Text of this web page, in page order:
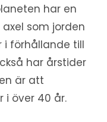
har en
som jorden
i förhållande till
har årstider
är att
i över 40 år.